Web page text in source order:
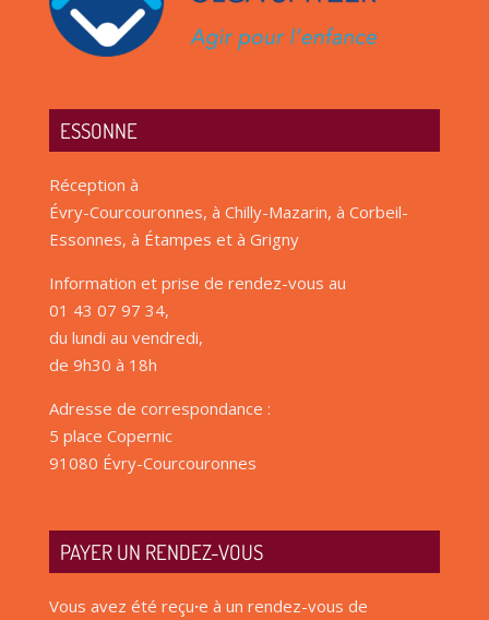
ESSONNE
Réception à
Évry-Courcouronnes, à Chilly-Mazarin, à Corbeil-
Essonnes, à Étampes et à Grigny
Information et prise de rendez-vous au
01 43 07 97 34,
du lundi au vendredi,
de 9h30 à 18h
Adresse de correspondance :
5 place Copernic
91080 Évry-Courcouronnes
PAYER UN RENDEZ-VOUS
Vous avez été reçu·e à un rendez-vous de